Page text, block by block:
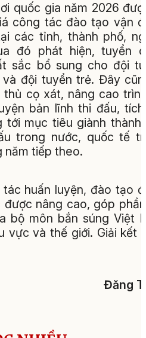
quốc gia năm 2026
công tác đào tạo vận
các tỉnh, thành phố,
đó phát hiện, tuyển
sắc bổ sung cho đội
đội tuyển trẻ. Đây
cọ xát, nâng cao
bản lĩnh thi đấu,
tới mục tiêu giành thành
trong nước, quốc tế
năm tiếp theo.
huấn luyện, đào tạo
nâng cao, góp
bộ môn bắn súng Việt
vực và thế giới. Giải kết
Đăng